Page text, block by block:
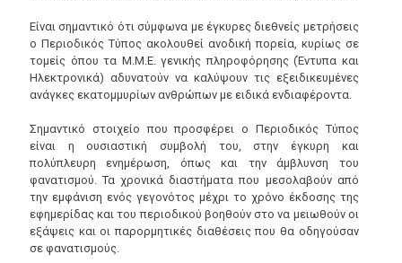
Είναι σημαντικό ότι σύμφωνα με έγκυρες διεθνείς μετρήσεις
ο Περιοδικός Τύπος ακολουθεί ανοδική πορεία, κυρίως σε
τομείς όπου τα Μ.Μ.Ε. γενικής πληροφόρησης (Έντυπα και
Ηλεκτρονικά) αδυνατούν να καλύψουν τις εξειδικευμένες
ανάγκες εκατομμυρίων ανθρώπων με ειδικά ενδιαφέροντα.
Σημαντικό στοιχείο που προσφέρει ο Περιοδικός Τύπος
είναι η ουσιαστική συμβολή του, στην έγκυρη και
πολύπλευρη ενημέρωση, όπως και την άμβλυνση του
φανατισμού. Τα χρονικά διαστήματα που μεσολαβούν από
την εμφάνιση ενός γεγονότος μέχρι το χρόνο έκδοσης της
εφημερίδας και του περιοδικού βοηθούν στο να μειωθούν οι
εξάψεις και οι παρορμητικές διαθέσεις που θα οδηγούσαν
σε φανατισμούς.